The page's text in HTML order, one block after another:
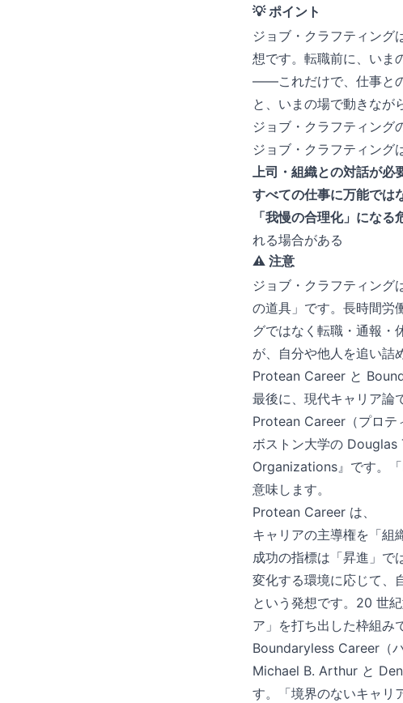
💡 ポイント
ジョブ・クラフティング
想です。転職前に、いま
——これだけで、仕事と
と、いまの場で動きなが
ジョブ・クラフティング
ジョブ・クラフティング
上司・組織との対話が必
すべての仕事に万能では
「我慢の合理化」になる
れる場合がある
⚠️ 注意
ジョブ・クラフティング
の道具」です。長時間労
グではなく転職・通報・
が、自分や他人を追い詰
Protean Career と
最後に、現代キャリア論
Protean Career（プロテ
ボストン大学の
Organizations』です。
意味します。
Protean Career は、
キャリアの主導権を「組
成功の指標は「昇進」で
変化する環境に応じて、
という発想です。20 世
ア」を打ち出した枠組み
Boundaryless Career（
Michael B. Arthur と
す。「境界のないキャリ